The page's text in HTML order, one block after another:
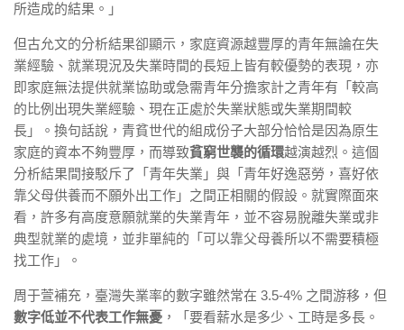
所造成的結果。」
但古允文的分析結果卻顯示，家庭資源越豐厚的青年無論在失
業經驗、就業現況及失業時間的長短上皆有較優勢的表現，亦
即家庭無法提供就業協助或急需青年分擔家計之青年有「較高
的比例出現失業經驗、現在正處於失業狀態或失業期間較
長」。換句話說，青貧世代的組成份子大部分恰恰是因為原生
家庭的資本不夠豐厚，而導致貧窮世襲的循環越演越烈。這個
分析結果間接駁斥了「青年失業」與「青年好逸惡勞，喜好依
靠父母供養而不願外出工作」之間正相關的假設。就實際面來
看，許多有高度意願就業的失業青年，並不容易脫離失業或非
典型就業的處境，並非單純的「可以靠父母養所以不需要積極
找工作」。
周于萱補充，臺灣失業率的數字雖然常在 3.5-4% 之間游移，但
數字低並不代表工作無憂 ，「要看薪水是多少、工時是多長。